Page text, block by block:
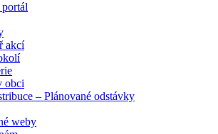
akcí
obci
– Plánované odstávky
weby